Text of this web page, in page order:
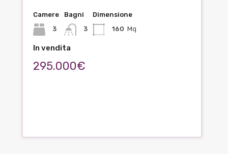
Camere
3
Bagni
3
Dimensione
160 Mq
In vendita
295.000€